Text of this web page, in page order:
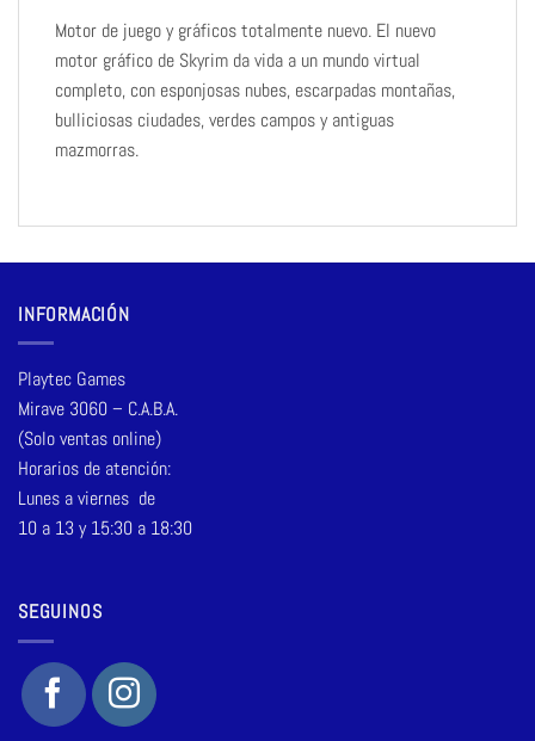
Motor de juego y gráficos totalmente nuevo. El nuevo
motor gráfico de Skyrim da vida a un mundo virtual
completo, con esponjosas nubes, escarpadas montañas,
bulliciosas ciudades, verdes campos y antiguas
mazmorras.
INFORMACIÓN
Playtec Games
Mirave 3060 – C.A.B.A.
(Solo ventas online)
Horarios de atención:
Lunes a viernes de
10 a 13 y 15:30 a 18:30
SEGUINOS